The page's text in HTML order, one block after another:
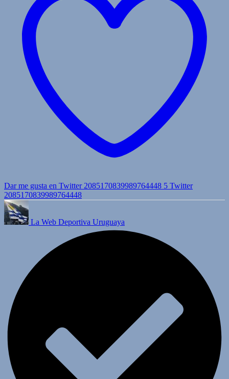
Dar me gusta en Twitter 2085170839989764448 5 Twitter
2085170839989764448
La Web Deportiva Uruguaya